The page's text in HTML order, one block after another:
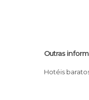
Outras
Hotéis